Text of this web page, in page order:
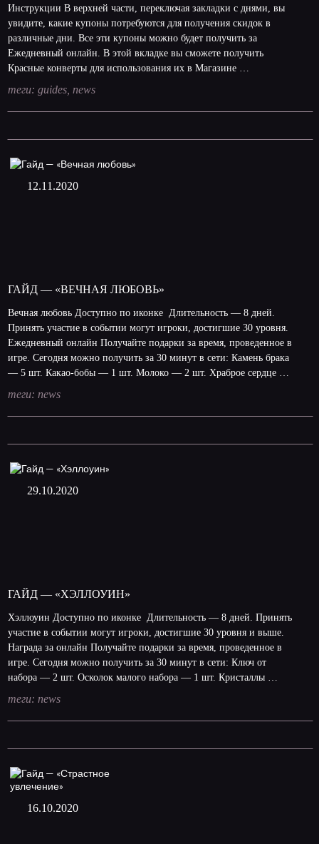
Инструкции В верхней части, переключая закладки с днями, вы
увидите, какие купоны потребуются для получения скидок в
различные дни. Все эти купоны можно будет получить за
Ежедневный онлайн. В этой вкладке вы сможете получить
Красные конверты для использования их в Магазине …
теги: guides news
12.11.2020
ГАЙД — «ВЕЧНАЯ ЛЮБОВЬ»
Вечная любовь Доступно по иконке Длительность — 8 дней.
Принять участие в событии могут игроки, достигшие 30 уровня.
Ежедневный онлайн Получайте подарки за время, проведенное в
игре. Сегодня можно получить за 30 минут в сети: Камень брака
— 5 шт. Какао-бобы — 1 шт. Молоко — 2 шт. Храброе сердце …
теги: news
29.10.2020
ГАЙД — «ХЭЛЛОУИН»
Хэллоуин Доступно по иконке Длительность — 8 дней. Принять
участие в событии могут игроки, достигшие 30 уровня и выше.
Награда за онлайн Получайте подарки за время, проведенное в
игре. Сегодня можно получить за 30 минут в сети: Ключ от
набора — 2 шт. Осколок малого набора — 1 шт. Кристаллы …
теги: news
16.10.2020